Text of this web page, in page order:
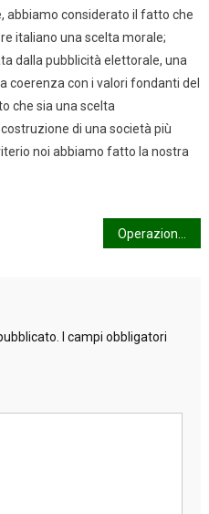
abbiamo considerato il fatto che
italiano una scelta morale;
dalla pubblicità elettorale, una
coerenza con i valori fondanti del
che sia una scelta
di una società più
noi abbiamo fatto la nostra
I campi obbligatori